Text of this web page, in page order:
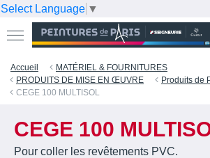
Select Language ▼
Accueil
MATÉRIEL & FOURNITURES
PRODUITS DE MISE EN ŒUVRE
Produits de
CEGE 100 MULTISOL
CEGE 100
Pour coller les revêtements PVC.